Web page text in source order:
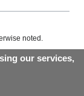
our services,
noted.